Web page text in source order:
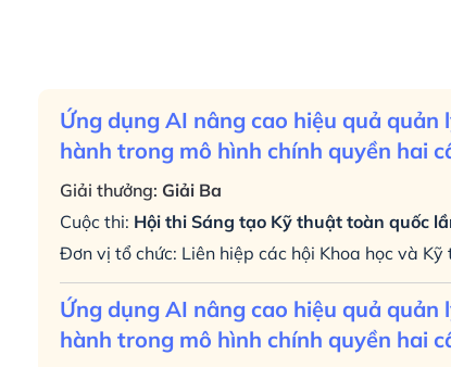
Ứng dụng AI nâng cao hiệu quả quản
hành trong mô hình chính quyền hai
Giải thưởng: Giải Ba
Cuộc thi: Hội thi Sáng tạo Kỹ thuật toàn quốc
Đơn vị tổ chức: Liên hiệp các hội Khoa học và
Ứng dụng AI nâng cao hiệu quả quản
hành trong mô hình chính quyền hai